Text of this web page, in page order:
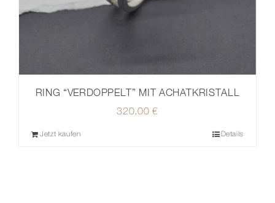
RING “VERDOPPELT” MIT ACHATKRISTALL
320,00 €
Jetzt kaufen Details